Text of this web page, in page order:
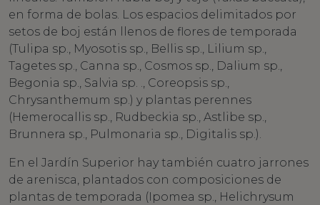
en forma de bolas. Los espacios delimitados por
setos de boj están llenos de flores de temporada
(Tulipa sp., Myosotis sp., Bellis sp., Lilium sp.,
Tagetes sp., Canna sp., Cosmos sp., Dalium sp.,
Begonia sp., Salvia sp. ., Coreopsis sp.,
Chrysanthemum sp.) y plantas perennes
(Hemerocallis sp., Rudbeckia sp., Astlibe sp.,
Brunnera sp., Pulmonaria sp., Digitalis sp.).
En el Jardín Superior hay también cuatro jarrones
de arenisca, plantados con composiciones de
plantas de temporada (Ipomea sp., Helichrysum